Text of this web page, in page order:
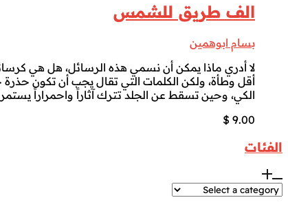
الف طريق للشمس
بسام ابوهمين
لا أدري ماذا يمكن أن نسمي هذه الرسائل، هل هي
أقل وطأة، ولكن الكلمات التي تقال يجب أن تكون حذرة
الكي، وحين تسقط عن الجلد تترك آثاراً واحمراراً
$ 9.00
الفئات